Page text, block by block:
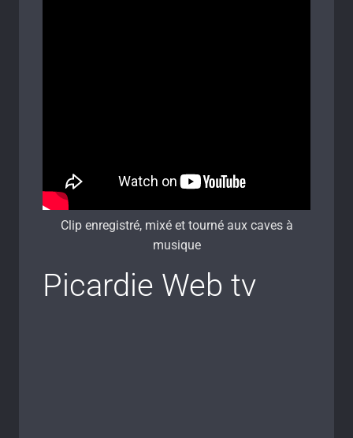
Clip enregistré, mixé et tourné aux caves à
musique
Picardie Web tv